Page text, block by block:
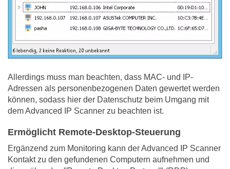
Allerdings muss man beachten, dass MAC- und IP-
Adressen als personenbezogenen Daten gewertet werden
können, sodass hier der Datenschutz beim Umgang mit
dem Advanced IP Scanner zu beachten ist.
Ermöglicht ​Remote-Desktop-Steuerung
Ergänzend zum Monitoring kann der Advanced IP Scanner
Kontakt zu den gefundenen Computern aufnehmen und